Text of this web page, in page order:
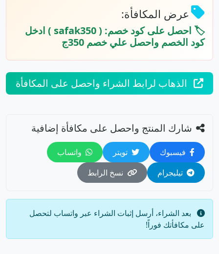
عرض المكافأة:
🏷️ احصل على كود خصم: ( safak350 ) ادخل
كود الخصم واحصل علي خصم 350ج
الذهاب لرابط الشراء واحصل على المكافأة
شارك المنتج واحصل على مكافأة إضافية
فيسبوك تويتر
واتساب
تيليجرام
نسخ الرابط
بعد الشراء، أرسل إثبات الشراء عبر واتساب لتحصل
على مكافأتك فوراً!